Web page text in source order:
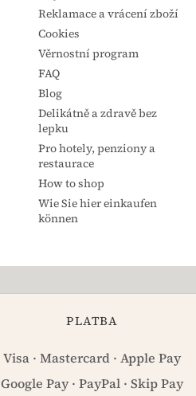
Reklamace a vrácení zboží
Cookies
Věrnostní program
FAQ
Blog
Delikátně a zdravě bez
lepku
Pro hotely, penziony a
restaurace
How to shop
Wie Sie hier einkaufen
können
PLATBA
Visa · Mastercard · Apple Pay
Google Pay · PayPal · Skip Pay